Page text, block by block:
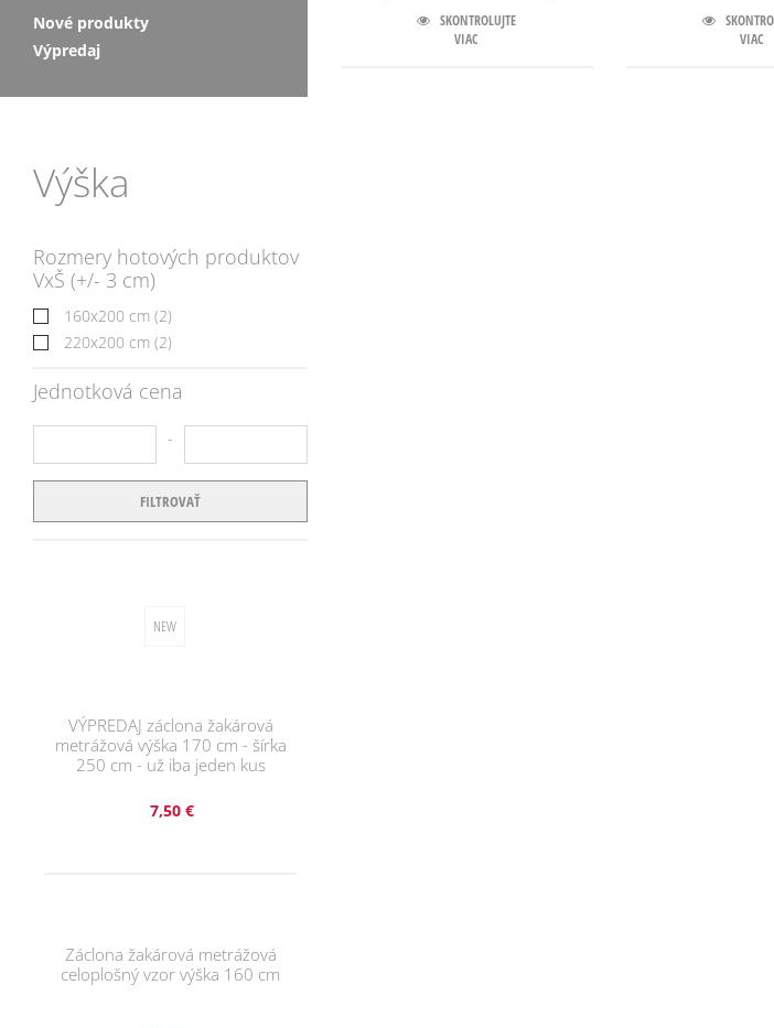
Nové produkty
Výpredaj
Výška
Rozmery hotových produktov
VxŠ (+/- 3 cm)
160x200 cm (2)
220x200 cm (2)
Jednotková cena
do
FILTROVAŤ
VÝPREDAJ záclona žakárová
metrážová výška 170 cm - šírka
250 cm - už iba jeden kus
7,50 €
Záclona žakárová metrážová
celoplošný vzor výška 160 cm
SKONTROLUJTE
VIAC
VIAC